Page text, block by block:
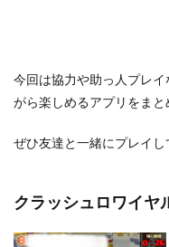
今回は協力や助っ人プレ
がら楽しめるアプリをまと
ぜひ友達と一緒にプレイし
クラッシュロワイヤ